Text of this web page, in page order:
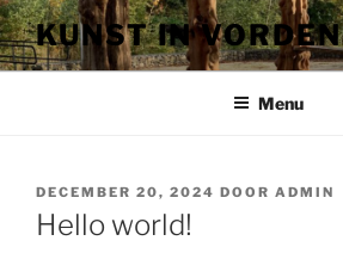
Ga
naar
de
KUNST IN VORDEN
Menu
GEPLAATST
OP
DECEMBER 20, 2024 DOOR ADMIN
Hello world!